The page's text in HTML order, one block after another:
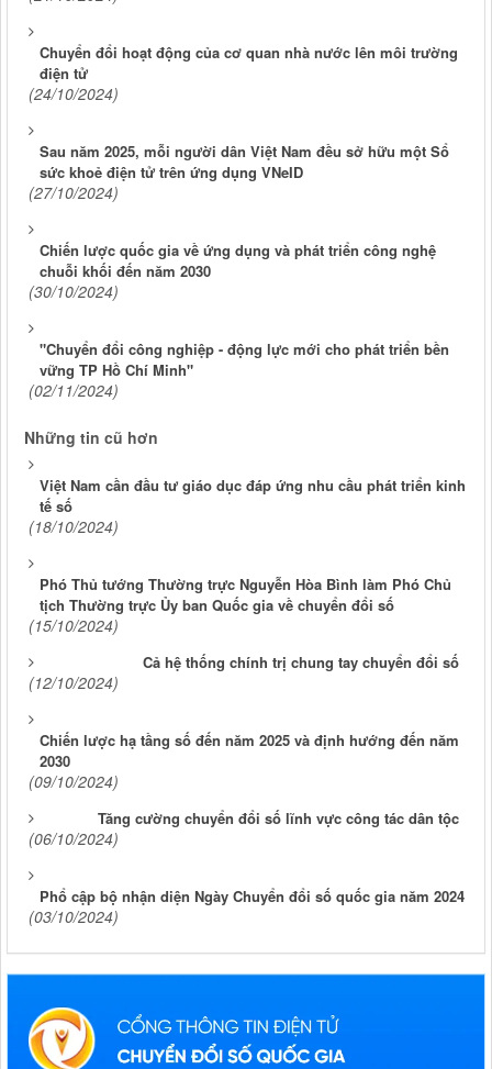
Chuyển đổi hoạt động của cơ quan nhà nước lên môi trường
điện tử
(24/10/2024)
Sau năm 2025, mỗi người dân Việt Nam đều sở hữu một Sổ
sức khoẻ điện tử trên ứng dụng VNeID
(27/10/2024)
Chiến lược quốc gia về ứng dụng và phát triển công nghệ
chuỗi khối đến năm 2030
(30/10/2024)
"Chuyển đổi công nghiệp - động lực mới cho phát triển bền
vững TP Hồ Chí Minh"
(02/11/2024)
Những tin cũ hơn
Việt Nam cần đầu tư giáo dục đáp ứng nhu cầu phát triển kinh
tế số
(18/10/2024)
Phó Thủ tướng Thường trực Nguyễn Hòa Bình làm Phó Chủ
tịch Thường trực Ủy ban Quốc gia về chuyển đổi số
(15/10/2024)
Cả hệ thống chính trị chung tay chuyển đổi số
(12/10/2024)
Chiến lược hạ tầng số đến năm 2025 và định hướng đến năm
2030
(09/10/2024)
Tăng cường chuyển đổi số lĩnh vực công tác dân tộc
(06/10/2024)
Phổ cập bộ nhận diện Ngày Chuyển đổi số quốc gia năm 2024
(03/10/2024)